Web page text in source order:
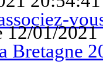
12/01/2021
Bretagne